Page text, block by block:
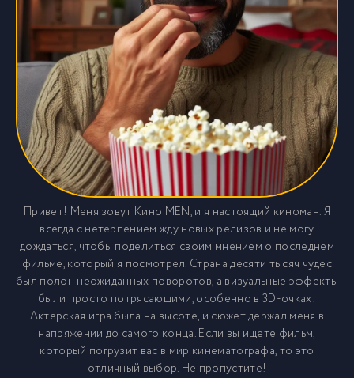
Привет! Меня зовут Кино MEN, и я настоящий киноман. Я
всегда с нетерпением жду новых релизов и не могу
дождаться, чтобы поделиться своим мнением о последнем
фильме, который я посмотрел. Страна десяти тысяч чудес
был полон неожиданных поворотов, а визуальные эффекты
были просто потрясающими, особенно в 3D-очках!
Актерская игра была на высоте, и сюжет держал меня в
напряжении до самого конца. Если вы ищете фильм,
который погрузит вас в мир кинематографа, то это
отличный выбор. Не пропустите!